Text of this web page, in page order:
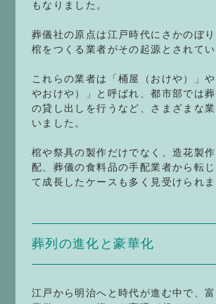
もなりました。
葬儀社の原点は江戸時代にさかのぼ
棺をつくる業者がその起源とされてい
これらの業者は「桶屋（おけや）」
やおけや）」と呼ばれ、都市部では
の貸し出しを行うなど、さまざまな
いました。
棺や祭具の製作だけでなく、造花製
配、葬儀の食料品の手配業者から転
て成長したケースも多く見受けられま
葬列の進化と豪華化
江戸から明治へと時代が進む中で、